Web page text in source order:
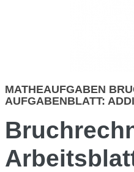
MATHEAUFGABEN
AUFGABENBLATT: